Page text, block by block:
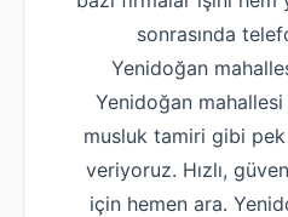
sonrasında
Yenidoğan
Yenidoğan
musluk tamiri gibi
veriyoruz. Hızlı,
için hemen ara.